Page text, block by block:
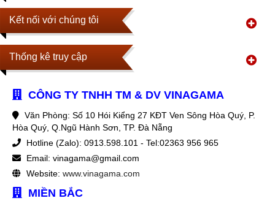
Kết nối với chúng tôi
Thống kê truy cập
CÔNG TY TNHH TM & DV VINAGAMA
Văn Phòng: Số 10 Hói Kiểng 27 KĐT Ven Sông Hòa Quý, P.
Hòa Quý, Q.Ngũ Hành Sơn, TP. Đà Nẵng
Hotline (Zalo): 0913.598.101 - Tel:02363 956 965
Email: vinagama@gmail.com
Website: www.vinagama.com
MIỀN BẮC